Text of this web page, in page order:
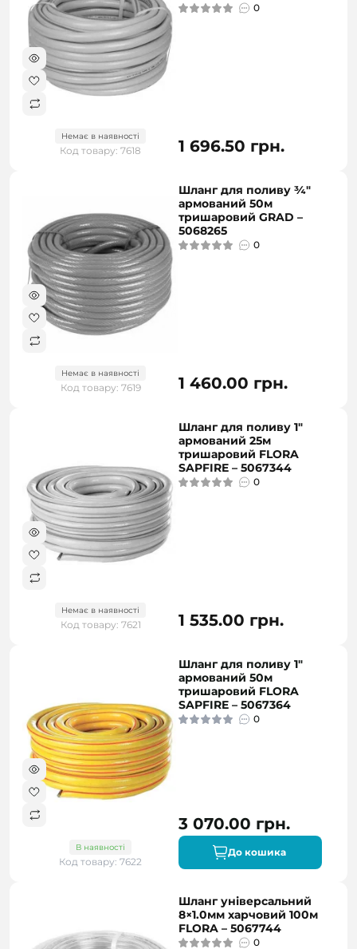
Немає в наявності
Код товару: 7618
0
1 696.50 грн.
Немає в наявності
Код товару: 7619
Шланг для поливу ¾"
армований 50м
тришаровий GRAD –
5068265
0
1 460.00 грн.
Немає в наявності
Код товару: 7621
Шланг для поливу 1"
армований 25м
тришаровий FLORA
SAPFIRE – 5067344
0
1 535.00 грн.
В наявності
Код товару: 7622
Шланг для поливу 1"
армований 50м
тришаровий FLORA
SAPFIRE – 5067364
0
3 070.00 грн.
До кошика
Шланг універсальний
8×1.0мм харчовий 100м
FLORA – 5067744
0